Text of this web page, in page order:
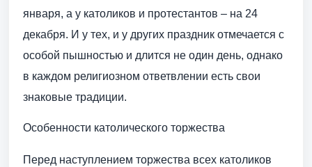
января, а у католиков и протестантов – на 24
декабря. И у тех, и у других праздник отмечается с
особой пышностью и длится не один день, однако
в каждом религиозном ответвлении есть свои
знаковые традиции.
Особенности католического торжества
Перед наступлением торжества всех католиков